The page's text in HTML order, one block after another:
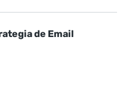
de Email